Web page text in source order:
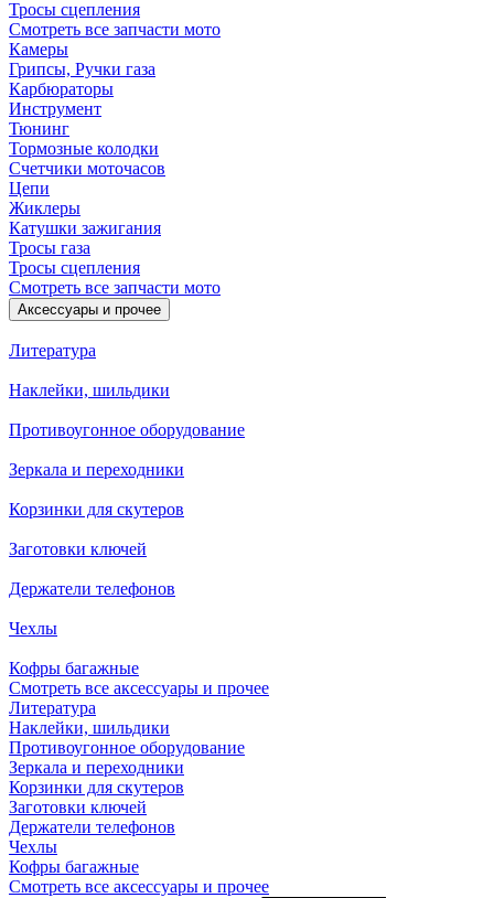
Тросы сцепления
Смотреть все запчасти мото
Камеры
Грипсы, Ручки газа
Карбюраторы
Инструмент
Тюнинг
Тормозные колодки
Счетчики моточасов
Цепи
Жиклеры
Катушки зажигания
Тросы газа
Тросы сцепления
Смотреть все запчасти мото
Аксессуары и прочее
Литература
Наклейки, шильдики
Противоугонное оборудование
Зеркала и переходники
Корзинки для скутеров
Заготовки ключей
Держатели телефонов
Чехлы
Кофры багажные
Смотреть все аксессуары и прочее
Литература
Наклейки, шильдики
Противоугонное оборудование
Зеркала и переходники
Корзинки для скутеров
Заготовки ключей
Держатели телефонов
Чехлы
Кофры багажные
Смотреть все аксессуары и прочее